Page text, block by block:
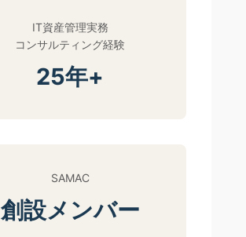
IT資産管理実務
コンサルティング経験
25年+
SAMAC
創設メンバー